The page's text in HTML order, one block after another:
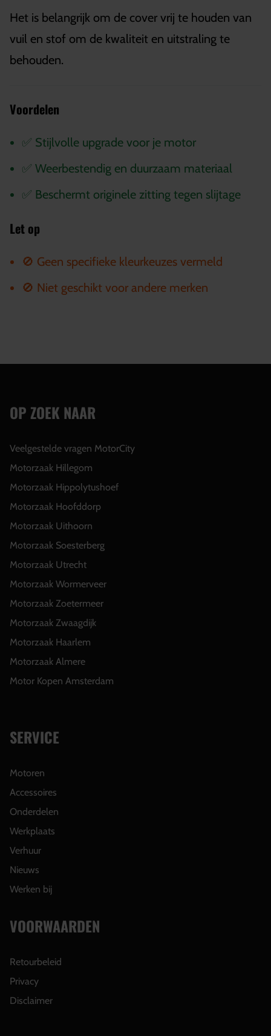
Het is belangrijk om de cover vrij te houden van
vuil en stof om de kwaliteit en uitstraling te
behouden.
Voordelen
✅ Stijlvolle upgrade voor je motor
✅ Weerbestendig en duurzaam materiaal
✅ Beschermt originele zitting tegen slijtage
Let op
🚫 Geen specifieke kleurkeuzes vermeld
🚫 Niet geschikt voor andere merken
OP ZOEK NAAR
Veelgestelde vragen MotorCity
Motorzaak Hillegom
Motorzaak Hippolytushoef
Motorzaak Hoofddorp
Motorzaak Uithoorn
Motorzaak Soesterberg
Motorzaak Utrecht
Motorzaak Wormerveer
Motorzaak Zoetermeer
Motorzaak Zwaagdijk
Motorzaak Haarlem
Motorzaak Almere
Motor Kopen Amsterdam
SERVICE
Motoren
Accessoires
Onderdelen
Werkplaats
Verhuur
Nieuws
Werken bij
VOORWAARDEN
Retourbeleid
Privacy
Disclaimer